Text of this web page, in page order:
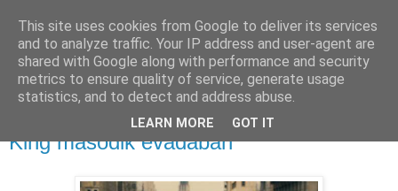
2024. július 1., hétfő
Sylvester Stallone visszatér a Tulsa
King második évadában
This site uses cookies from Google to deliver its services
and to analyze traffic. Your IP address and user-agent are
shared with Google along with performance and security
metrics to ensure quality of service, generate usage
statistics, and to detect and address abuse.
LEARN MORE GOT IT